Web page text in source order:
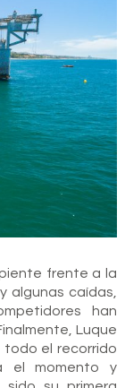
frente a la
algunas caídas,
han
Luque
el recorrido
el momento y